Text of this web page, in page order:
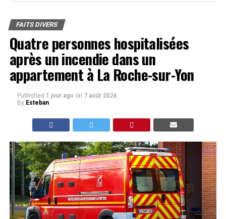
FAITS DIVERS
Quatre personnes hospitalisées
après un incendie dans un
appartement à La Roche-sur-Yon
Published 1 jour ago on 7 août 2026
By Esteban